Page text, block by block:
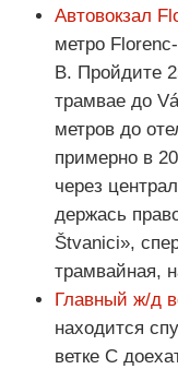
Автовокзал
метро
B. Пройдите
трамвае до
метров до
примерно в
через
держась
Štvanici»,
трамвайная,
Главный ж/д
находится
ветке С